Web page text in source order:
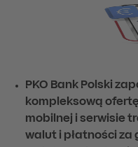
PKO Bank Polski
kompleksową
mobilnej i serwisie
walut i płatności za